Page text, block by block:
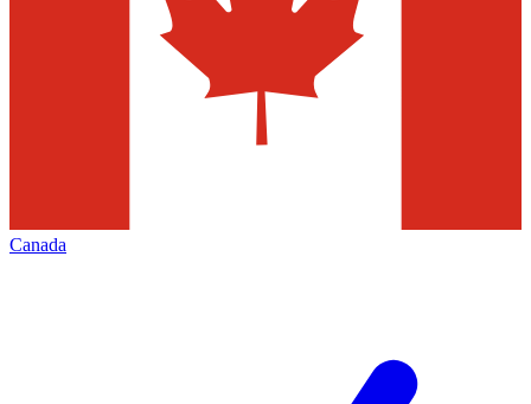
Canada